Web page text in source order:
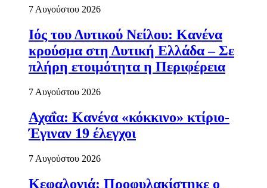
7 Αυγούστου 2026
Ιός του Δυτικού Νείλου: Κανένα
κρούσμα στη Δυτική Ελλάδα – Σε
πλήρη ετοιμότητα η Περιφέρεια
7 Αυγούστου 2026
Αχαΐα: Κανένα «κόκκινο» κτίριο-
Έγιναν 19 έλεγχοι
7 Αυγούστου 2026
Κεφαλονιά: Προφυλακίστηκε ο